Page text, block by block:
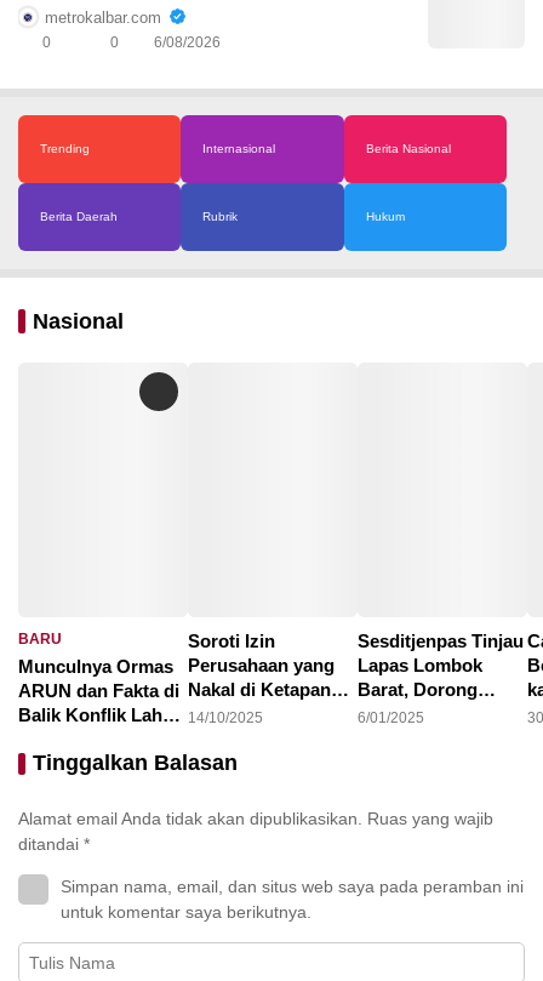
metrokalbar.com
0 0 6/08/2026
Trending Internasional Berita Nasional
Berita Daerah Rubrik Hukum
Nasional
BARU
Munculnya Ormas
ARUN dan Fakta di
Balik Konflik Lahan
Soroti Izin
Perusahaan yang
Nakal di Ketapang,
LAKI : Lahan Jadi
Tanggung Jawab?
14/10/2025
Sesditjenpas Tinjau
Lapas Lombok
Barat, Dorong
Optimalisasi
6/01/2025
Tinggalkan Balasan
Alamat email Anda tidak akan dipublikasikan.
Ruas yang wajib
ditandai *
Simpan nama, email, dan situs web saya pada peramban ini
untuk komentar saya berikutnya.